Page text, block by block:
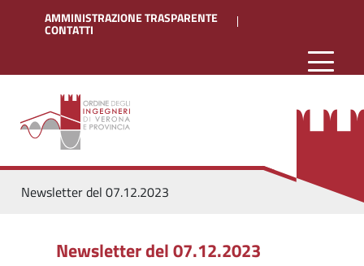
AMMINISTRAZIONE TRASPARENTE
CONTATTI
Newsletter del 07.12.2023
Newsletter del 07.12.2023